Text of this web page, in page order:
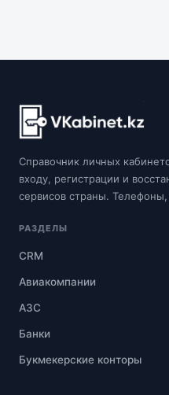
Справочник личных
входу, регистрации и
сервисов страны.
РАЗДЕЛЫ
CRM
Авиакомпании
АЗС
Банки
Букмекерские конторы